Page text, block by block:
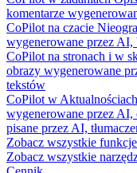
komentarze
CoPilot na czacie
wygenerowane przez
CoPilot na stronach i w
obrazy wygenerowane
tekstów
CoPilot w Aktualnościach
wygenerowane przez
pisane przez AI,
Zobacz wszystkie
Zobacz wszystkie